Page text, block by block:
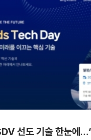
선도 기술 한눈